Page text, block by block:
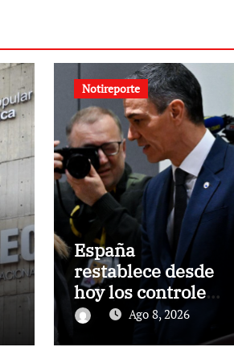
Notireporte
España
restablece desde
hoy los controles
fronterizos con
Ago 8, 2026